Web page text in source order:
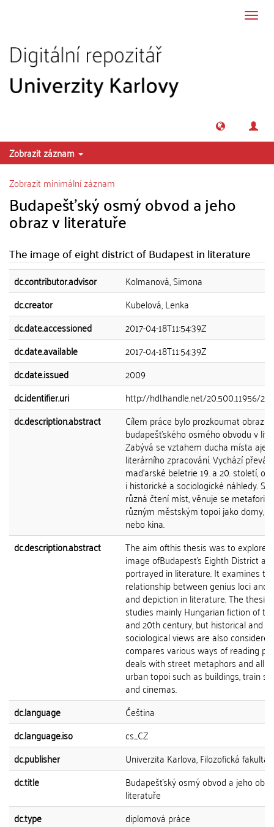
Zobrazit záznam
Zobrazit minimální záznam
Budapešťský osmý obvod a jeho
obraz v literatuře
The image of eight district of Budapest in literature
dc.contributor.advisor
Kolmanová, Simona
dc.creator
Kubelová, Lenka
dc.date.accessioned
2017-04-18T11:54:39Z
dc.date.available
2017-04-18T11:54:39Z
dc.date.issued
2009
dc.identifier.uri
http://hdl.handle.net/20.500.11956/
dc.description.abstract
Cílem práce bylo prozkoumat obraz
budapešťského osmého obvodu v
Zabývá se vztahem ducha místa
literárního zpracování. Vychází
maďarské beletrie 19. a 20. století,
i historické a sociologické náhledy.
různá čtení míst, věnuje se
různým městským topoi jako domy,
nebo kina.
dc.description.abstract
The aim ofthis thesis was to explore
image ofBudapesťs Eighth District as
portrayed in literature. It examines
relationship between genius loci and
and depiction in literature. The thesis
studies mainly Hungarian fiction of
and 20th century, but historical and
sociological views are also
compares various ways of reading
deals with street metaphors and all
urban topoi such as buildings, train
and cinemas.
dc.language
Čeština
dc.language.iso
cs_CZ
dc.publisher
Univerzita Karlova, Filozofická fakulta
dc.title
Budapešťský osmý obvod a jeho
literatuře
dc.type
diplomová práce